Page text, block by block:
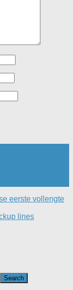
eerste vollengte
lines